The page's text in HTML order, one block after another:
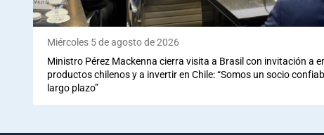
Miércoles 5 de agosto de 2026
Ministro Pérez Mackenna cierra visita a Brasil con invitación a
productos chilenos y a invertir en Chile: “Somos un socio
largo plazo”